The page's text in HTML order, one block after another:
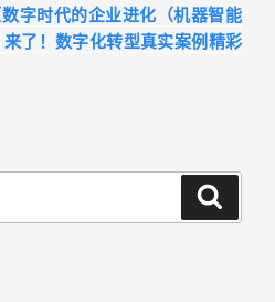
字时代的企业进化（机器智能
了！数字化转型真实案例精彩